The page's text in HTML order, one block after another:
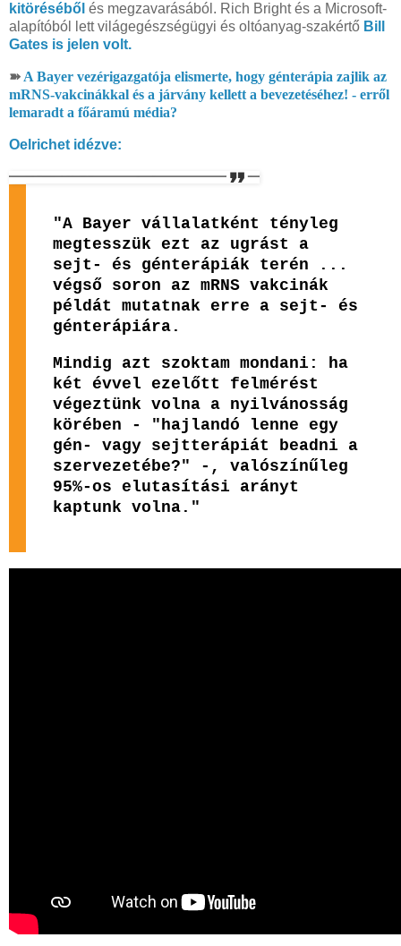
kitöréséből és megzavarásából. Rich Bright és a Microsoft-
alapítóból lett világegészségügyi és oltóanyag-szakértő Bill
Gates is jelen volt.
➽ A Bayer vezérigazgatója elismerte, hogy génterápia zajlik az
mRNS-vakcinákkal és a járvány kellett a bevezetéséhez! - erről
lemaradt a főáramú média?
Oelrichet idézve:
"A Bayer vállalatként tényleg
megtesszük ezt az ugrást a
sejt- és génterápiák terén ...
végső soron az mRNS vakcinák
példát mutatnak erre a sejt- és
génterápiára.
Mindig azt szoktam mondani: ha
két évvel ezelőtt felmérést
végeztünk volna a nyilvánosság
körében - "hajlandó lenne egy
gén- vagy sejtterápiát beadni a
szervezetébe?" -, valószínűleg
95%-os elutasítási arányt
kaptunk volna."